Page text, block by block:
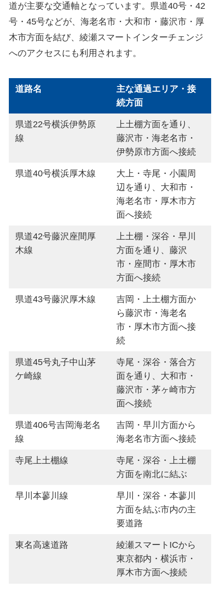
道が主要な交通軸となっています。県道40号・42
号・45号などが、海老名市・大和市・藤沢市・厚
木市方面を結び、綾瀬スマートインターチェンジ
へのアクセスにも利用されます。
道路名
主な通過エリア・接
続方面
県道22号横浜伊勢原
線
上土棚方面を通り、
藤沢市・海老名市・
伊勢原市方面へ接続
県道40号横浜厚木線
大上・寺尾・小園周
辺を通り、大和市・
海老名市・厚木市方
面へ接続
県道42号藤沢座間厚
木線
上土棚・深谷・早川
方面を通り、藤沢
市・座間市・厚木市
方面へ接続
県道43号藤沢厚木線
吉岡・上土棚方面か
ら藤沢市・海老名
市・厚木市方面へ接
続
県道45号丸子中山茅
ケ崎線
寺尾・深谷・落合方
面を通り、大和市・
藤沢市・茅ヶ崎市方
面へ接続
県道406号吉岡海老名
線
吉岡・早川方面から
海老名市方面へ接続
寺尾上土棚線
寺尾・深谷・上土棚
方面を南北に結ぶ
早川本蓼川線
早川・深谷・本蓼川
方面を結ぶ市内の主
要道路
東名高速道路
綾瀬スマートICから
東京都内・横浜市・
厚木市方面へ接続